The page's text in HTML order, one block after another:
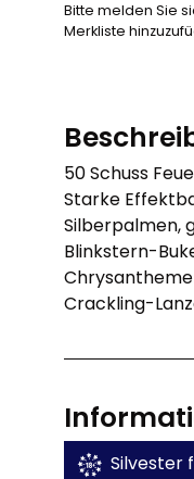
Bitte melden Sie
Merkliste
50 Schuss
Starke
Silberpalmen,
Blinkstern-
Crackling-
Silvester